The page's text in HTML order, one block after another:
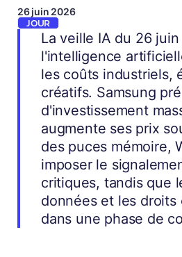
JOUR
La veille IA du 26
l'intelligence
les coûts industriels,
créatifs. Samsung
d'investissement
augmente ses prix
des puces mémoire,
imposer le
critiques, tandis que
données et les
dans une phase de
26 juin 2026